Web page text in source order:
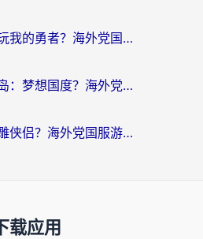
印度尼西亚怎么玩我的勇者？海外党国服游戏加速避坑指南（附实况五行师解决方案）
瑞典怎么玩奥比岛：梦想国度？海外党亲测有效的国服游戏加速全攻略
意大利怎么玩神雕侠侣？海外党国服游戏加速终极指南（附欧洲玩王者王国保卫战4不卡技巧）
下载应用